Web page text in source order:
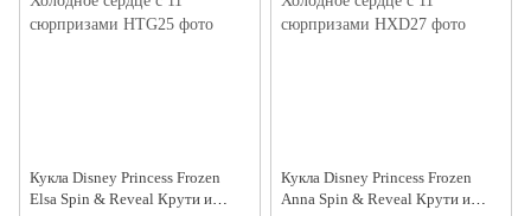
Кукла Disney Princess Frozen
Elsa Spin & Reveal Крути и
Кукла Disney Princess Frozen
Anna Spin & Reveal Крути и